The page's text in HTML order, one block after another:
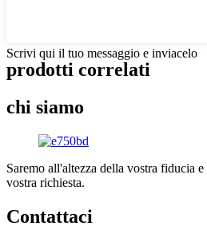
Scrivi qui il tuo messaggio e inviacelo
prodotti correlati
chi siamo
Saremo all'altezza della vostra fiducia
vostra richiesta.
Contattaci